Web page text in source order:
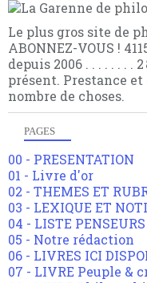
Le plus gros site de
ABONNEZ-VOUS !
depuis 2006 . . . . . . . .
présent. Prestance
nombre de choses.
PAGES
00 - PRESENTATION
01 - Livre d'or
02 - THEMES ET
03 - LEXIQUE ET
04 - LISTE PENSEURS
05 - Notre rédaction
06 - LIVRES ICI
07 - LIVRE Peuple &